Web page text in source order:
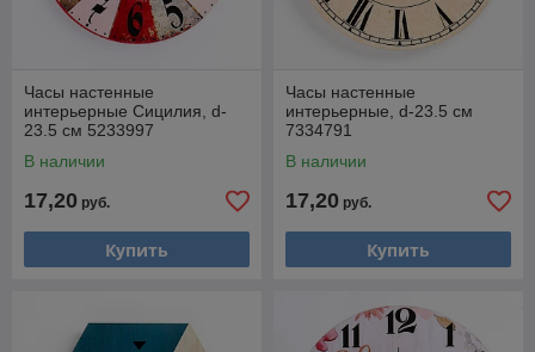
Часы настенные
интерьерные Сицилия, d-
23.5 см 5233997
В наличии
17,20 руб.
Купить
Часы настенные
интерьерные, d-23.5 см
7334791
В наличии
17,20 руб.
Купить